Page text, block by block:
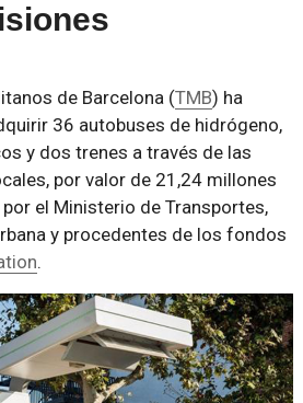
de Barcelona (TMB) ha
36 autobuses de hidrógeno,
y dos trenes a través de las
por valor de 21,24 millones
el Ministerio de Transportes,
y procedentes de los fondos
.